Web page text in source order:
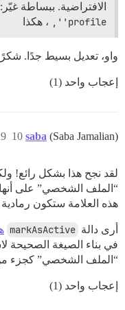
الافتراضية. ببساطة غيّر:
'profile',
، هكذا
واو، تعديل بسيط جدًا.
إعجاب واحد (1)
saba (Saba Jamalian) 29 يونيو 10
لقد نجح هذا بشكل رائع!
“الملف الشخصي” على
هذه العلامة ستكون
أرى دالة markAsActive
في بناء الصيغة الصحيحة
“الملف الشخصي” كجزء
إعجاب واحد (1)